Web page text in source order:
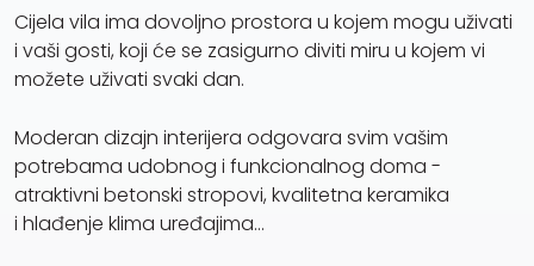
Cijela vila ima dovoljno prostora u kojem mogu uživati
i vaši gosti, koji će se zasigurno diviti miru u kojem vi
možete uživati ​​svaki dan.
Moderan dizajn interijera odgovara svim vašim
potrebama udobnog i funkcionalnog doma -
atraktivni betonski stropovi, kvalitetna keramika
i hlađenje klima uređajima…